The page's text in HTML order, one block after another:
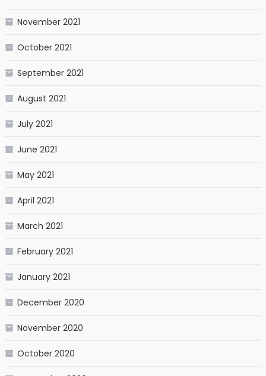
November 2021
October 2021
September 2021
August 2021
July 2021
June 2021
May 2021
April 2021
March 2021
February 2021
January 2021
December 2020
November 2020
October 2020